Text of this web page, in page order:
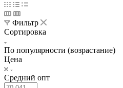
Фильтр
Сортировка
По популярности (возрастание)
Цена
Средний опт